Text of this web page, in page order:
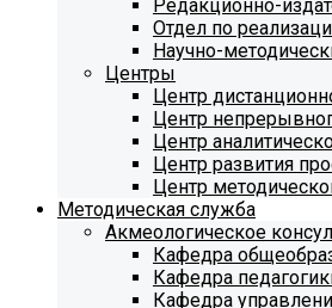
Редакционно-
Отдел по
Научно-
Центры
Центр
Центр
Центр
Центр развития
Центр
Методическая служба
Акмеологическое
Кафедра
Кафедра
Кафедра